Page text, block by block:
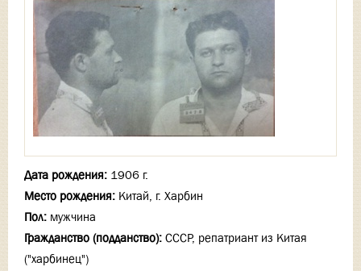
Дата рождения: 1906 г.
Место рождения: Китай, г. Харбин
Пол: мужчина
Гражданство (подданство): СССР, репатриант из Китая
("харбинец")